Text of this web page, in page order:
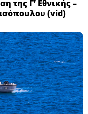
της Γ’ Εθνικής –
(vid)